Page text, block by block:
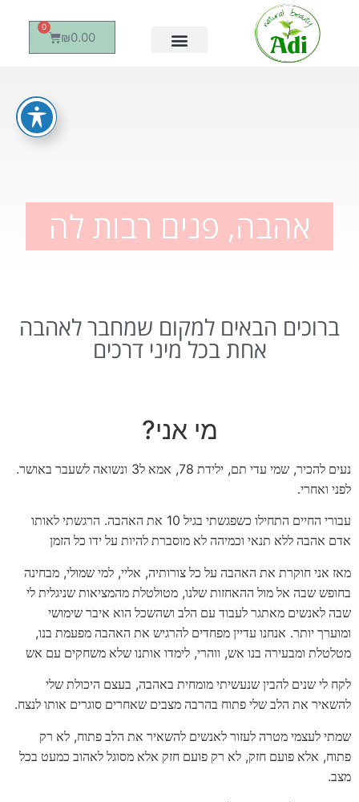
₪0.00
0
אהבה, פנים רבות לה
ברוכים הבאים למקום שמחבר לאהבה
אחת בכל מיני דרכים
מי אני?
נעים להכיר, שמי עדי תם, ילידת 78, אמא ל3 ונשואה לשעבר באושר.
לפני ואחרי.
עבורי החיים התחילו כשפגשתי בגיל 10 את האהבה. הרגשתי לאותו
אדם אהבה ללא תנאי וכמיהה לא מוסברת להיות על ידו כל הזמן
מאז אני חוקרת את האהבה על כל צורותיה, אליי, למי שמולי, מבחינה
בחופש שבה אל מול ההאחזות שלנו, מטולטלת מהמציאות שניגלית לי
שבה לאנשים מאתגר לעבוד עם הלב ושהשכל הוא איבר שימושי
ומוערך יותר. אנחנו עדיין מפחדים להרגיש את האהבה מפעמת בנו,
מטלטלת ומבעירה בנו אש, ווהרי, לימדו אותנו שלא משחקים עם אש
לקח לי שנים להבין שנעשיתי מומחית באהבה, בעצם היכולת שלי
להשאיר את הלב שלי פתוח בהרבה מצבים שאחרים סוגרים אותו לנצח.
שמתי לעצמי מטרה לעזור לאנשים להשאיר את הלב פתוח, לא רק
פתוח, אלא פועם חזק, לא רק פועם חזק אלא מסוגל לאהוב כמעט בכל
מצב.